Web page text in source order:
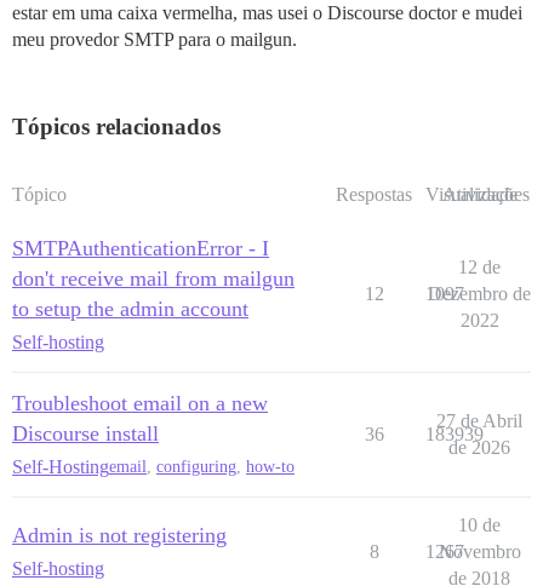
estar em uma caixa vermelha, mas usei o Discourse doctor e mudei
meu provedor SMTP para o mailgun.
Tópicos relacionados
Tópico Respostas Visualizações
Atividade
SMTPAuthenticationError - I
don't receive mail from mailgun
to setup the admin account
Self-hosting
12 1097
12 de
Dezembro de
2022
Troubleshoot email on a new
Discourse install
Self-Hostingemail, configuring, how-to
36 183939
27 de Abril
de 2026
Admin is not registering
Self-hosting
8 1267
10 de
Novembro
de 2018